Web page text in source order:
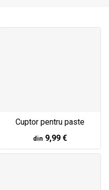
Cuptor pentru paste
din 9,99 €